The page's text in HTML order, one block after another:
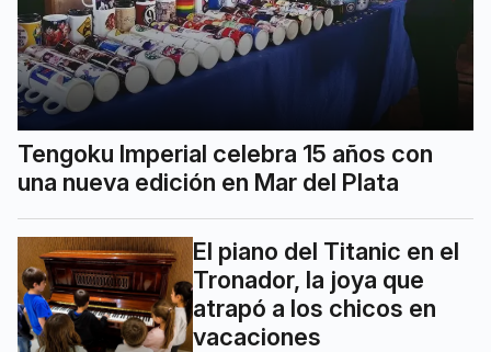
Tengoku Imperial celebra 15 años con
una nueva edición en Mar del Plata
El piano del Titanic en el
Tronador, la joya que
atrapó a los chicos en
vacaciones